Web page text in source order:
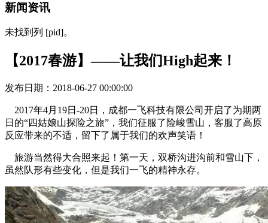
新闻资讯
未找到列 [pid]。
【2017春游】——让我们High起来！
发布日期：2018-06-27 00:00:00
2017年4月19日-20日，成都一飞科技有限公司开启了为期两
日的“四姑娘山探险之旅”，我们征服了险峻雪山，客服了高原
反应带来的不适，留下了属于我们的欢声笑语！
旅游当然得大合照来起！第一天，双桥沟进沟前和雪山下，
虽然队形有些变化，但是我们一飞的精神永存。